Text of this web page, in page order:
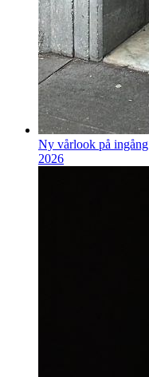
Ny vårlook på
2026